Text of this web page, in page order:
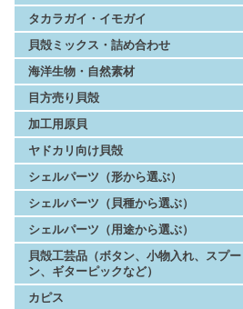
タカラガイ・イモガイ
貝殻ミックス・詰め合わせ
海洋生物・自然素材
目方売り貝殻
加工用原貝
ヤドカリ向け貝殻
シェルパーツ（形から選ぶ）
シェルパーツ（貝種から選ぶ）
シェルパーツ（用途から選ぶ）
貝殻工芸品（ボタン、小物入れ、スプー
ン、ギターピックなど）
カピス